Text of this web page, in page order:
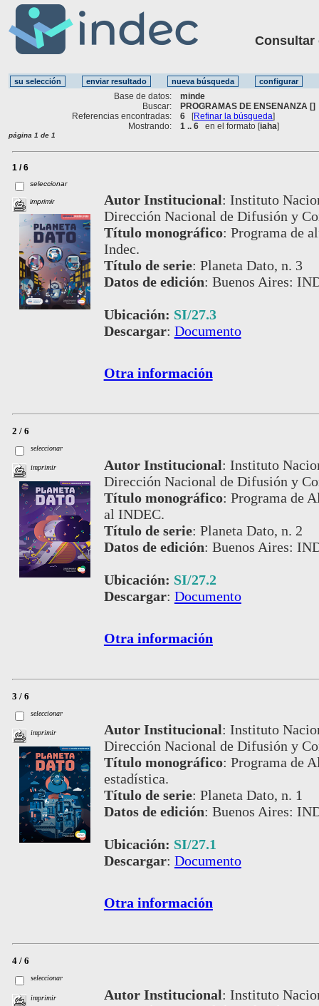
Consultar
Base de datos:
minde
Buscar:
PROGRAMAS DE ENSENANZA []
Referencias encontradas:
6 [Refinar la búsqueda]
Mostrando:
1 .. 6 en el formato [iaha]
página 1 de 1
1 / 6
seleccionar
imprimir Autor Institucional: Instituto
Dirección Nacional de Difusión y
Título monográfico: Programa de
Indec.
Título de serie: Planeta Dato, n. 3
Datos de edición: Buenos Aires:
Ubicación: SI/27.3
Descargar: Documento
Otra información
2 / 6
seleccionar
imprimir Autor Institucional: Instituto
Dirección Nacional de Difusión y
Título monográfico: Programa de
al INDEC.
Título de serie: Planeta Dato, n. 2
Datos de edición: Buenos Aires:
Ubicación: SI/27.2
Descargar: Documento
Otra información
3 / 6
seleccionar
imprimir Autor Institucional: Instituto
Dirección Nacional de Difusión y
Título monográfico: Programa de
estadística.
Título de serie: Planeta Dato, n. 1
Datos de edición: Buenos Aires:
Ubicación: SI/27.1
Descargar: Documento
Otra información
4 / 6
seleccionar
imprimir Autor Institucional: Instituto